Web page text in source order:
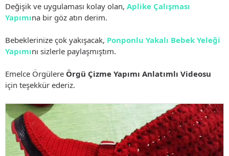
Değişik ve uygulaması kolay olan, Aplike Çalışması
Yapımına bir göz atın derim.
Bebeklerinize çok yakışacak, Ponponlu Yakalı Bebek Yeleği
Yapımını sizlerle paylaşmıştım.
Emelce Örgülere Örgü Çizme Yapımı Anlatımlı Videosu
için teşekkür ederiz.